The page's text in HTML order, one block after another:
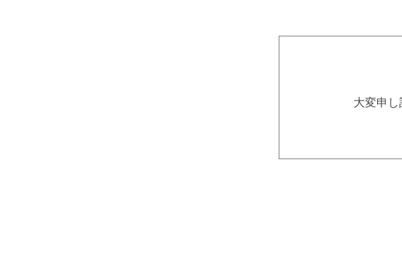
大変申し